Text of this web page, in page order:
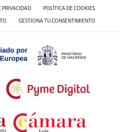
PRIVACIDAD POLÍTICA DE COOKIES
GESTIONA TU CONSENTIMIENTO